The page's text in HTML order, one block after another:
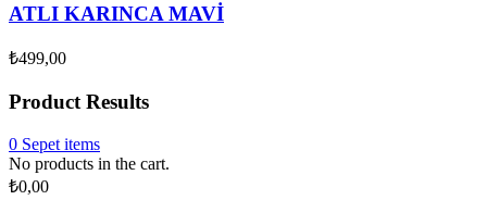
ATLI KARINCA MAVİ
₺499,00
Product Results
0 Sepet items
No products in the cart.
₺0,00